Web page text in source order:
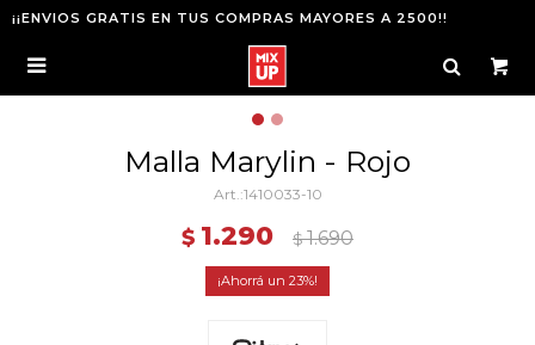
¡¡ENVIOS GRATIS EN TUS COMPRAS MAYORES A 2500!!

Malla Marylin - Rojo
1410033-10
$ 1.290 $ 1.690
23